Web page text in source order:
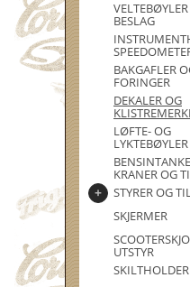
BESLAG
BAKGAFLER
FORINGER
DEKALER OG
LØFTE- OG
LYKTEBØYLER
KRANER OG
STYRER OG
SKJERMER
UTSTYR